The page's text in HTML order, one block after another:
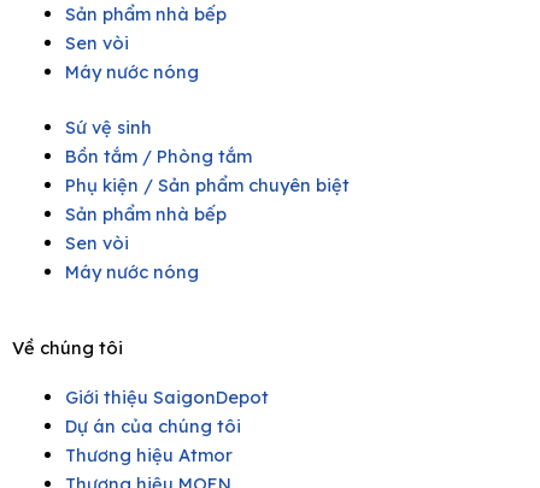
Sản phẩm nhà bếp
Sen vòi
Máy nước nóng
Sứ vệ sinh
Bồn tắm / Phòng tắm
Phụ kiện / Sản phẩm chuyên biệt
Sản phẩm nhà bếp
Sen vòi
Máy nước nóng
Về chúng tôi
Giới thiệu SaigonDepot
Dự án của chúng tôi
Thương hiệu Atmor